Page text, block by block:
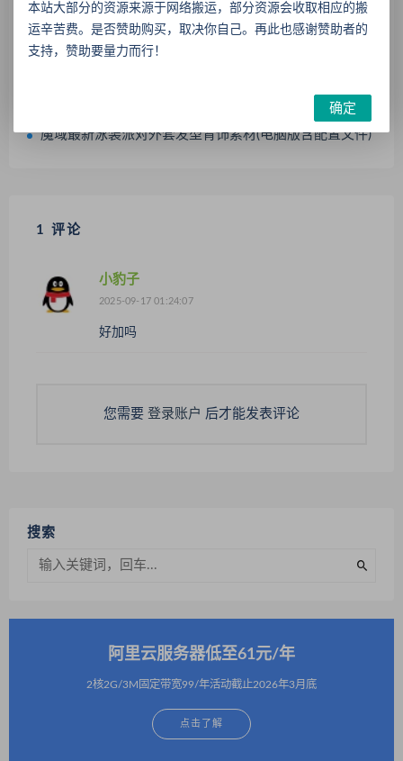
魔域炫彩爆雷，圣彩爆雷，七彩爆雷，彩虹爆雷补丁电脑和手机版
魔域新涅槃秘宝外观，幻魂，背饰，跟宠，缰绳电脑素材2025年华服嘉年华
新品花魁赛绝美外观圣莲神女【神霄莲华】幻魂，外套，头饰，背饰电脑素材
魔域最新泳装派对外套发型背饰素材(电脑版含配置文件)
1 评论
小豹子
2025-09-17 01:24:07
好加吗
您需要 登录账户 后才能发表评论
搜索
阿里云服务器低至61元/年
2核2G/3M固定带宽99/年活动截止2026年3月底
点击了解
本站大部分的资源来源于网络搬运，部分资源会收取相应的搬
运辛苦费。是否赞助购买，取决你自己。再此也感谢赞助者的
支持，赞助要量力而行！
确定